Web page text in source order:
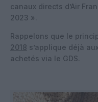
canaux directs d’Air
2023 ».
Rappelons que le
2018 s’applique déjà aux
achetés via le GDS.